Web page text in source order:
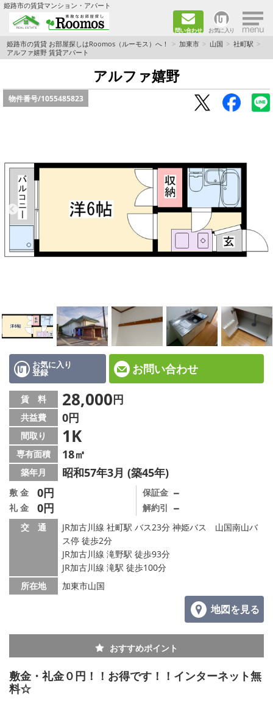
姫路市の賃貸マンション・アパート
問い合わせ お気に入り ×
TOPページ
ファミリー向けの部屋を探す
一人暮らし向けの部屋を探す
カップル向けの部屋を探す
敷金礼金0円の部屋を探す
都市ガス&オール電化の部屋を探す
ネット無料の部屋を探す
☆インターネット無料物件☆
☆敷金·礼金0円物件☆
路線·駅から探す
地域から探す
地図から探す
スタッフ紹介
スタッフ募集中
店舗情報·アクセス
メールでお問い合わせ
姫路市の賃貸 お部屋探しはRoomos（ルーモス）へ！ 加東市 山国
社町駅
アルファ嬉野 賃貸アパート
アルファ嬉野
物件番号/1055485823
お気に入り
登録 お問い合わせ
賃 料 28,000円
共益費 0円
間取り 1K
専有面積 18㎡
築年月 昭和57年3月 (築45年)
敷 金 0円
礼 金 0円
保証金 －
解約引 －
交 通
JR加古川線 社町駅 バス23分 神姫バス 山国南山バ
ス停 徒歩2分
JR加古川線 滝野駅 徒歩93分
JR加古川線 滝駅 徒歩100分
所在地
加東市山国
地図を見る
おすすめポイント
敷金・礼金０円！！お得です！！インターネット無
料☆